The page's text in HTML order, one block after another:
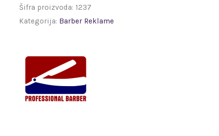
Šifra proizvoda: 1237
Kategorija: Barber Reklame